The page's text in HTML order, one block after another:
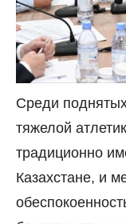
Среди
тяжелой
традиционно
Казахстане, и